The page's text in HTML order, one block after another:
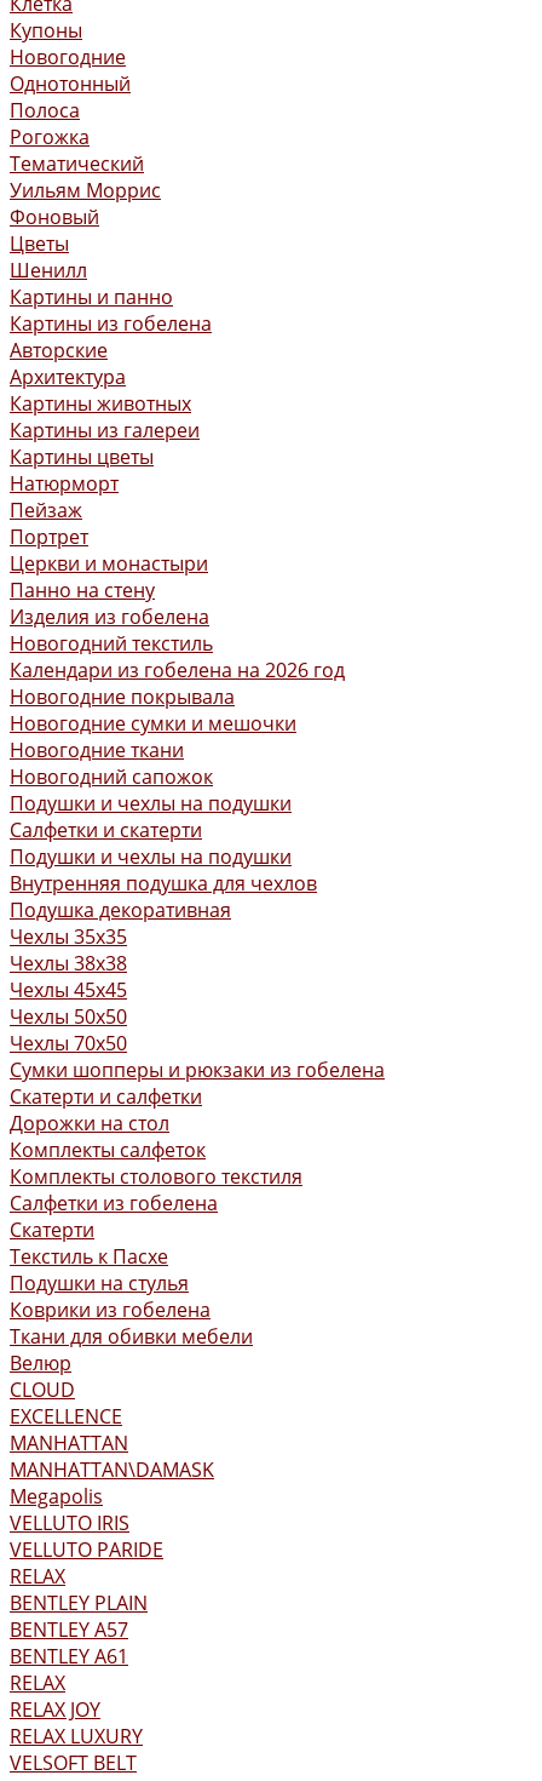
Купоны
Новогодние
Однотонный
Полоса
Рогожка
Тематический
Уильям Моррис
Фоновый
Цветы
Шенилл
Картины и панно
Картины из гобелена
Авторские
Архитектура
Картины животных
Картины из галереи
Картины цветы
Натюрморт
Пейзаж
Портрет
Церкви и монастыри
Панно на стену
Изделия из гобелена
Новогодний текстиль
Календари из гобелена на 2026 год
Новогодние покрывала
Новогодние сумки и мешочки
Новогодние ткани
Новогодний сапожок
Подушки и чехлы на подушки
Салфетки и скатерти
Подушки и чехлы на подушки
Внутренняя подушка для чехлов
Подушка декоративная
Чехлы 35x35
Чехлы 38х38
Чехлы 45x45
Чехлы 50x50
Чехлы 70x50
Сумки шопперы и рюкзаки из гобелена
Скатерти и салфетки
Дорожки на стол
Комплекты салфеток
Комплекты столового текстиля
Салфетки из гобелена
Скатерти
Текстиль к Пасхе
Подушки на стулья
Коврики из гобелена
Ткани для обивки мебели
Велюр
CLOUD
EXCELLENCE
MANHATTAN
MANHATTAN\DAMASK
Megapolis
VELLUTO IRIS
VELLUTO PARIDE
RELAX
BENTLEY PLAIN
BENTLEY А57
BENTLEY А61
RELAX
RELAX JOY
RELAX LUXURY
VELSOFT BELT